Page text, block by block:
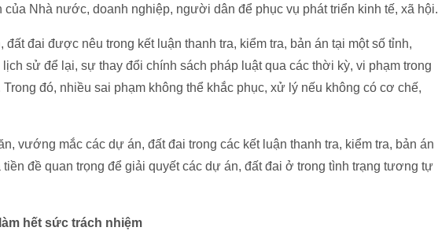
Nhà nước, doanh nghiệp, người dân để phục vụ phát triển kinh tế, xã hội.
đai được nêu trong kết luận thanh tra, kiểm tra, bản án tại một số tỉnh,
sử để lại, sự thay đổi chính sách pháp luật qua các thời kỳ, vi phạm trong
đó, nhiều sai phạm không thể khắc phục, xử lý nếu không có cơ chế,
vướng mắc các dự án, đất đai trong các kết luận thanh tra, kiểm tra, bản án
tiền đề quan trọng để giải quyết các dự án, đất đai ở trong tình trạng tương tự
hết sức trách nhiệm